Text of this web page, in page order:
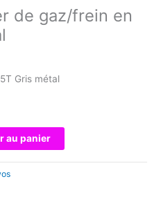
de gaz/frein en
Gris métal
au panier